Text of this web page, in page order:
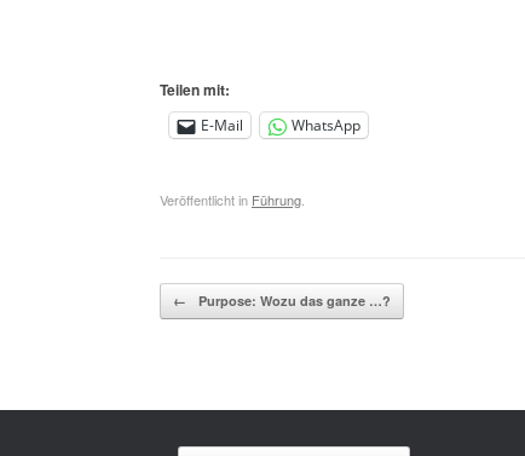
Teilen mit:
E-Mail WhatsApp
Veröffentlicht in Führung
Beitragsnavigation
← Purpose: Wozu das ganze …?